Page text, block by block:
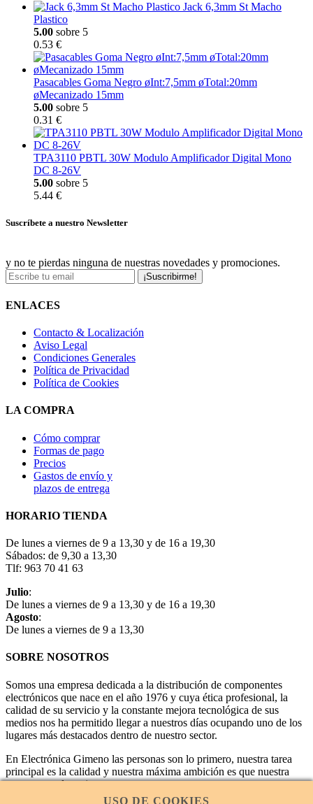
Jack 6,3mm St Macho
Plastico
5.00 sobre 5
0.53 €
Pasacables Goma Negro øInt:7,5mm øTotal:20mm
øMecanizado 15mm
5.00 sobre 5
0.31 €
TPA3110 PBTL 30W Modulo Amplificador Digital Mono
DC 8-26V
5.00 sobre 5
5.44 €
Suscríbete a nuestro Newsletter
y no te pierdas ninguna de nuestras novedades y promociones.
¡Suscribirme!
ENLACES
Contacto & Localización
Aviso Legal
Condiciones Generales
Política de Privacidad
Política de Cookies
LA COMPRA
Cómo comprar
Formas de pago
Precios
Gastos de envío y
plazos de entrega
HORARIO TIENDA
De lunes a viernes de 9 a 13,30 y de 16 a 19,30
Sábados: de 9,30 a 13,30
Tlf: 963 70 41 63
Julio:
De lunes a viernes de 9 a 13,30 y de 16 a 19,30
Agosto:
De lunes a viernes de 9 a 13,30
SOBRE NOSOTROS
Somos una empresa dedicada a la distribución de componentes
electrónicos que nace en el año 1976 y cuya ética profesional, la
calidad de su servicio y la constante mejora tecnológica de sus
medios nos ha permitido llegar a nuestros días ocupando uno de los
lugares más destacados dentro de nuestro sector.
En Electrónica Gimeno las personas son lo primero, nuestra tarea
principal es la calidad y nuestra máxima ambición es que nuestra
empresa sea la mejor.
USO DE COOKIES